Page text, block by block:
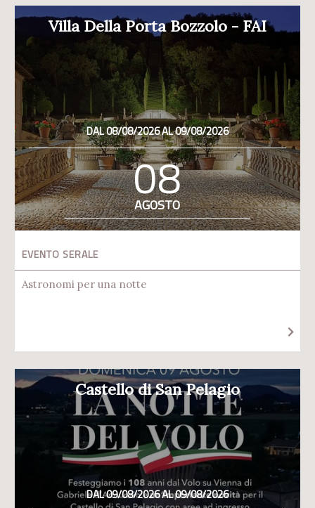
Villa Della Porta Bozzolo - FAI
DAL 08/08/2026 AL 09/08/2026
08
AGOSTO
EVENTO SERALE
Astronomi per una notte
Castello di San Pelagio
DAL 09/08/2026 AL 09/08/2026